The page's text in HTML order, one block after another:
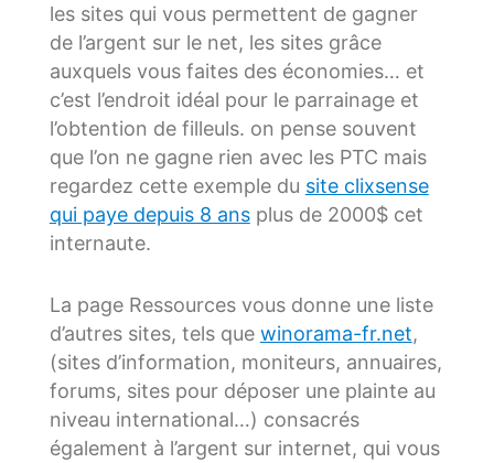
les sites qui vous permettent de gagner
de l’argent sur le net, les sites grâce
auxquels vous faites des économies… et
c’est l’endroit idéal pour le parrainage et
l’obtention de filleuls. on pense souvent
que l’on ne gagne rien avec les PTC mais
regardez cette exemple du site clixsense
qui paye depuis 8 ansplus de 2000$ cet
internaute.
La page Ressources vous donne une liste
d’autres sites, tels que winorama-fr.net,
(sites d’information, moniteurs, annuaires,
forums, sites pour déposer une plainte au
niveau international…) consacrés
également à l’argent sur internet, qui vous